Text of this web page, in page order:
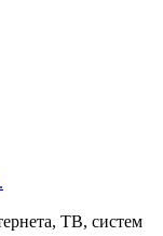
ТВ, систем